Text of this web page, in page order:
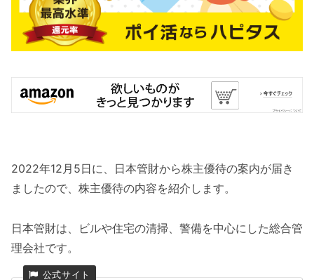
2022年12月5日に、日本管財から株主優待の案内が届き
ましたので、株主優待の内容を紹介します。
日本管財は、ビルや住宅の清掃、警備を中心にした総合管
理会社です。